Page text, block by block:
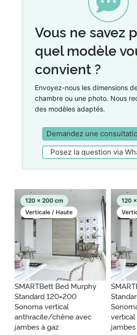
Vous ne savez
quel modèle
convient ?
Envoyez-nous les dimensions
chambre ou une photo. Nous
des modèles adaptés.
Demandez une
Posez la question via
120 x 200 cm
Verticale / Haute
SMARTBett Bed Murphy
Standard 120×200
Sonoma vertical
anthracite/chêne avec
jambes à gaz
120